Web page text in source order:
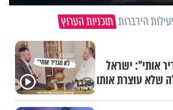
הידברות תוכניות הערוץ
אותי": ישראל
שלא עוצרת אותו